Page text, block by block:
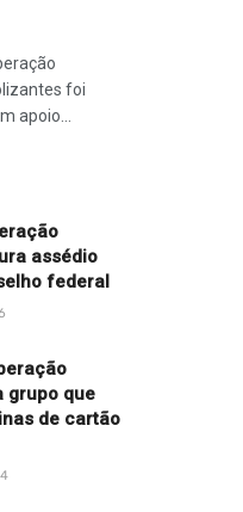
foi
apoio...
assédio
federal
grupo que
de cartão